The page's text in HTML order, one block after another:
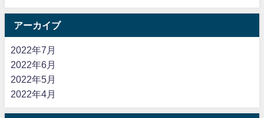
アーカイブ
2022年7月
2022年6月
2022年5月
2022年4月